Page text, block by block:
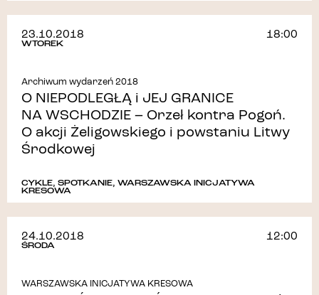
23.10.2018
WTOREK
18:00
Archiwum wydarzeń 2018
O NIEPODLEGŁĄ i JEJ GRANICE
NA WSCHODZIE – Orzeł kontra Pogoń.
O akcji Żeligowskiego i powstaniu Litwy
Środkowej
CYKLE, SPOTKANIE, WARSZAWSKA INICJATYWA
KRESOWA
24.10.2018
ŚRODA
12:00
WARSZAWSKA INICJATYWA KRESOWA